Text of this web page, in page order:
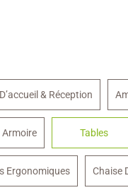
& Réception
Tables
Ergonomiques Chaise